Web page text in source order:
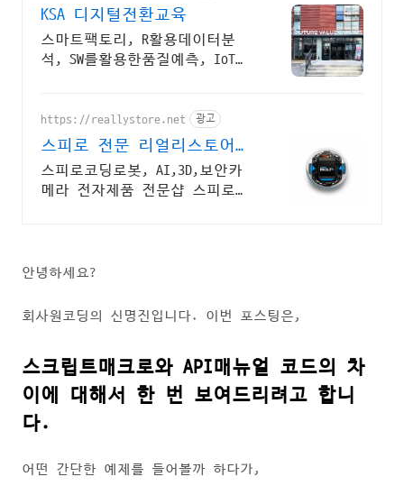
KSA 디지털전환교육
스마트팩토리, R활용데이터분
석, SW를활용한품질예측, IoT센
https://reallystore.net 광고
스피로 전문 리얼리스토어
코딩교육을 쉽고 재밌게
스피로코딩로봇, AI,3D,보안카
메라 전자제품 전문샵 스피로볼
안녕하세요?
회사원코딩의 신명진입니다. 이번 포스팅은,
스크립트매크로와 API매뉴얼 코드의 차
이에 대해서 한 번 보여드리려고 합니
다.
어떤 간단한 예제를 들어볼까 하다가,